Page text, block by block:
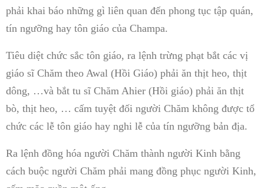
phải khai báo những gì liên quan đến phong tục tập quán,
tín ngưỡng hay tôn giáo của Champa.
Tiêu diệt chức sắc tôn giáo, ra lệnh trừng phạt bắt các vị
giáo sĩ Chăm theo Awal (Hồi Giáo) phải ăn thịt heo, thịt
dông, …và bắt tu sĩ Chăm Ahier (Hồi giáo) phải ăn thịt
bò, thịt heo, … cấm tuyệt đối người Chăm không được tổ
chức các lễ tôn giáo hay nghi lễ của tín ngưỡng bản địa.
Ra lệnh đồng hóa người Chăm thành người Kinh bằng
cách buộc người Chăm phải mang đồng phục người Kinh,